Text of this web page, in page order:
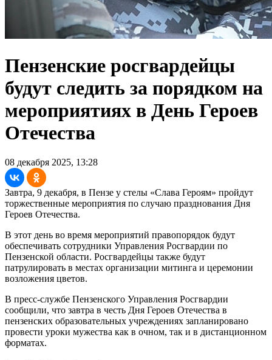
Пензенские росгвардейцы
будут следить за порядком на
мероприятиях в День Героев
Отечества
08 декабря 2025, 13:28
Завтра, 9 декабря, в Пензе у стелы «Слава Героям» пройдут
торжественные мероприятия по случаю празднования Дня
Героев Отечества.
В этот день во время мероприятий правопорядок будут
обеспечивать сотрудники Управления Росгвардии по
Пензенской области. Росгвардейцы также будут
патрулировать в местах организации митинга и церемонии
возложения цветов.
В пресс-службе Пензенского Управления Росгвардии
сообщили, что завтра в честь Дня Героев Отечества в
пензенских образовательных учреждениях запланировано
провести уроки мужества как в очном, так и в дистанционном
форматах.